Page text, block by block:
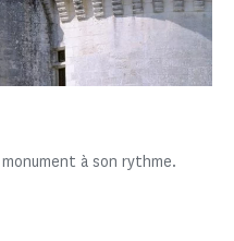
à son rythme.